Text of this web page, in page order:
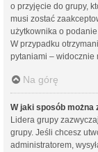
o przyjęcie do grupy,
musi zostać
użytkownika o
W przypadku
pytaniami – widocznie
Na górę
W jaki sposób
Lidera grupy
grupy. Jeśli chcesz
administratorem,